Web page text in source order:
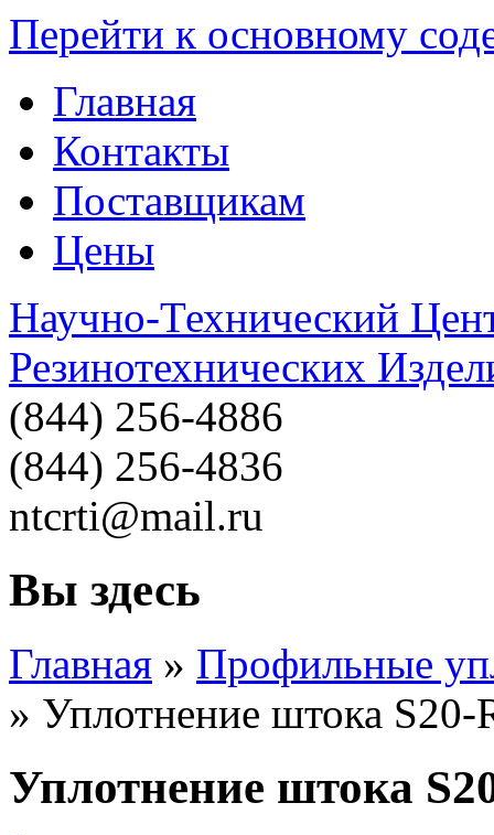
Перейти к основному
Главная
Контакты
Поставщикам
Цены
Научно-Технический
Резинотехнических
(844) 256-4886
(844) 256-4836
ntcrti@mail.ru
Вы здесь
Главная » Профильные
» Уплотнение штока S20-
Уплотнение штока